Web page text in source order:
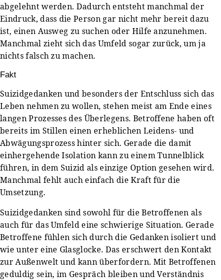
abgelehnt werden. Dadurch entsteht manchmal der
Eindruck, dass die Person gar nicht mehr bereit dazu
ist, einen Ausweg zu suchen oder Hilfe anzunehmen.
Manchmal zieht sich das Umfeld sogar zurück, um ja
nichts falsch zu machen.
Fakt
Suizidgedanken und besonders der Entschluss sich das
Leben nehmen zu wollen, stehen meist am Ende eines
langen Prozesses des Überlegens. Betroffene haben oft
bereits im Stillen einen erheblichen Leidens- und
Abwägungsprozess hinter sich. Gerade die damit
einhergehende Isolation kann zu einem Tunnelblick
führen, in dem Suizid als einzige Option gesehen wird.
Manchmal fehlt auch einfach die Kraft für die
Umsetzung.
Suizidgedanken sind sowohl für die Betroffenen als
auch für das Umfeld eine schwierige Situation. Gerade
Betroffene fühlen sich durch die Gedanken isoliert und
wie unter eine Glasglocke. Das erschwert den Kontakt
zur Außenwelt und kann überfordern. Mit Betroffenen
geduldig sein, im Gespräch bleiben und Verständnis